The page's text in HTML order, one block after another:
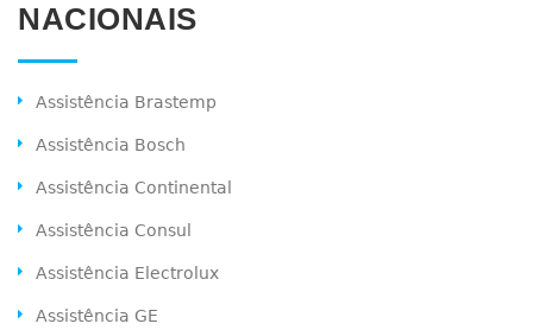
NACIONAIS
Assistência Brastemp
Assistência Bosch
Assistência Continental
Assistência Consul
Assistência Electrolux
Assistência GE